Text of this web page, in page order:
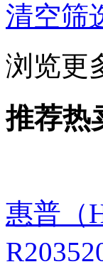
清空筛
浏览更
推荐热
惠普（